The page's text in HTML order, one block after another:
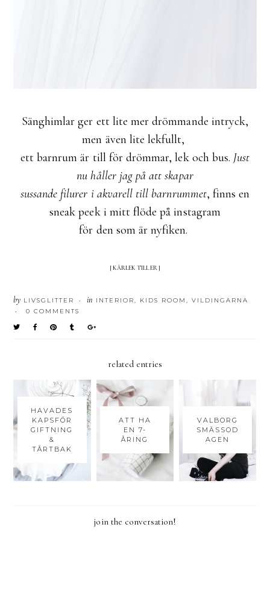
Sänghimlar ger ett lite mer drömmande intryck,
men även lite lekfullt,
ett barnrum är till för drömmar, lek och bus. Just
nu håller jag på att skapar
sussande filurer i akvarell till barnrummet, finns en
sneak peek i mitt flöde på instagram
för den som är nyfiken.
[ KÄRLEK TILL ER ]
by LIVSGLITTER • in INTERIOR, KIDS ROOM, VILDINGARNA
• 0 COMMENTS
related entries
HAVADES
KAPSFÖR
GIFTNING
&
TÅRTBAK
ATT HA
EN 7-
ÅRING
VALBORG
SMÄSSOD
AGEN
join the conversation!